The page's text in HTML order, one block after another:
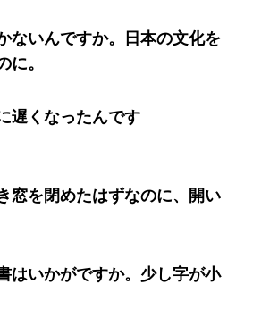
ないんですか。日本の文化を
に。
遅くなったんです
窓を閉めたはずなのに、開い
はいかがですか。少し字が小